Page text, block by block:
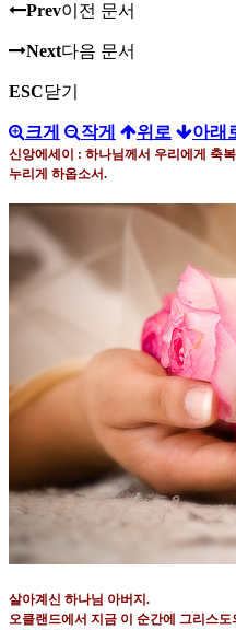
Prev이전 문서
Next다음 문서
ESC닫기
크게 작게 위로 아래
신앙에세이 : 하나님께서 우리에게 축
누리게 하옵소서.
살아계신 하나님 아버지 .
오클랜드에서 지금 이 순간에 그리스